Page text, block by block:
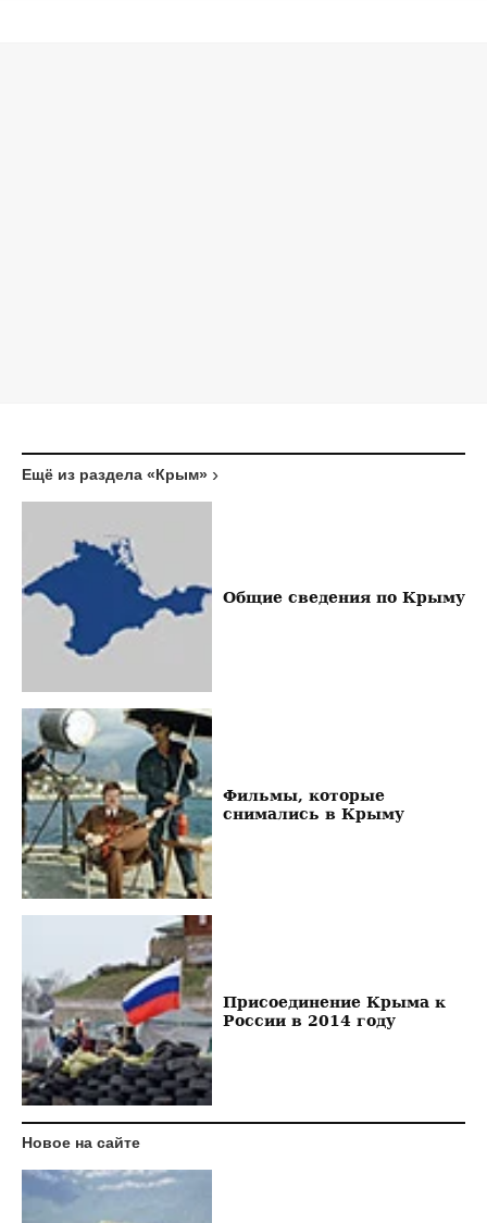
Ещё из раздела «Крым»
Общие сведения по Крыму
Фильмы, которые
снимались в Крыму
Присоединение Крыма к
России в 2014 году
Новое на сайте